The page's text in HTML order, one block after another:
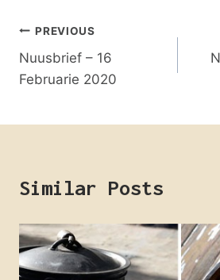
Post
navigation
PREVIOUS
Nuusbrief – 16
Februarie 2020
Similar Posts